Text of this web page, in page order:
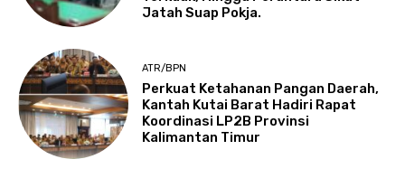
Jatah Suap Pokja.
ATR/BPN
Perkuat Ketahanan Pangan Daerah,
Kantah Kutai Barat Hadiri Rapat
Koordinasi LP2B Provinsi
Kalimantan Timur